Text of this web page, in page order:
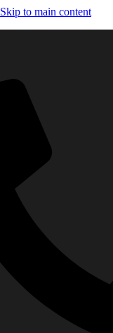
Skip to main content